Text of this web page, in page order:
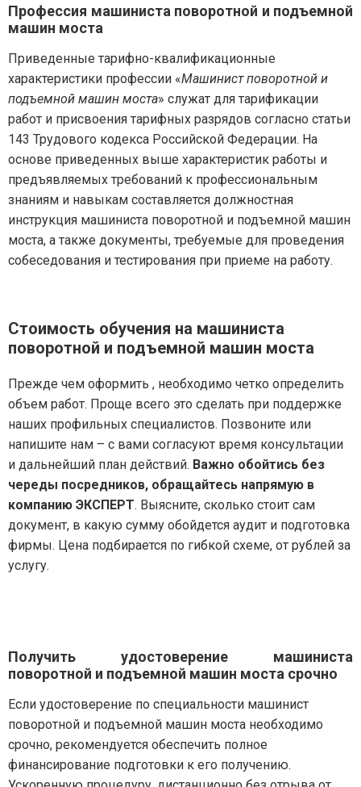
Профессия машиниста поворотной и подъемной
машин моста
Приведенные тарифно-квалификационные
характеристики профессии «Машинист поворотной и
подъемной машин моста» служат для тарификации
работ и присвоения тарифных разрядов согласно статьи
143 Трудового кодекса Российской Федерации. На
основе приведенных выше характеристик работы и
предъявляемых требований к профессиональным
знаниям и навыкам составляется должностная
инструкция машиниста поворотной и подъемной машин
моста, а также документы, требуемые для проведения
собеседования и тестирования при приеме на работу.
Стоимость обучения на машиниста
поворотной и подъемной машин моста
Прежде чем оформить , необходимо четко определить
объем работ. Проще всего это сделать при поддержке
наших профильных специалистов. Позвоните или
напишите нам – с вами согласуют время консультации
и дальнейший план действий. Важно обойтись без
череды посредников, обращайтесь напрямую в
компанию ЭКСПЕРТ. Выясните, сколько стоит сам
документ, в какую сумму обойдется аудит и подготовка
фирмы. Цена подбирается по гибкой схеме, от рублей за
услугу.
Получить удостоверение машиниста
поворотной и подъемной машин моста срочно
Если удостоверение по специальности машинист
поворотной и подъемной машин моста необходимо
срочно, рекомендуется обеспечить полное
финансирование подготовки к его получению.